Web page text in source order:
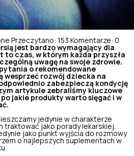
Przeczytano: 153 Komentarze: 0
jest bardzo wymagający dla
to czas, w którym każda przyszła
uwagę na swoje zdrowie.
o rekomendowane
wesprzeć rozwój dziecka na
zabezpieczą kondycję
artykule zebraliśmy kluczowe
jakie produkty warto sięgać i w
jedynie w charakterze
traktować jako porady lekarskiej.
jako punkt wyjścia do rozmowy
o najlepszych suplementach w